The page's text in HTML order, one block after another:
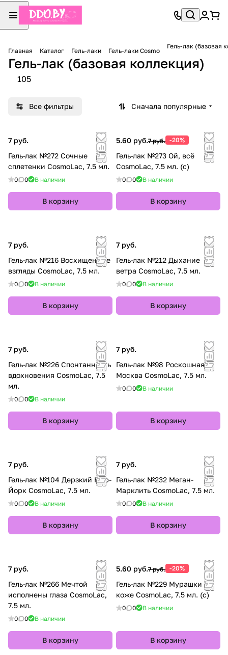
Главная Каталог Гель-лаки Гель-лаки Cosmo
Гель-лак (базовая
Гель-лак (базовая коллекция)
105
Все фильтры Сначала популярные
7 руб.
Гель-лак №272 Сочные
сплетенки CosmoLac, 7.5 мл.
0 0 В наличии
В корзину
5.60 руб.7 руб. -20%
Гель-лак №273 Ой, всё
CosmoLac, 7.5 мл. (с)
0 0 В наличии
В корзину
7 руб.
Гель-лак №216 Восхищенные
взгляды CosmoLac, 7.5 мл.
0 0 В наличии
В корзину
7 руб.
Гель-лак №212 Дыхание
ветра CosmoLac, 7.5 мл.
0 0 В наличии
В корзину
7 руб.
Гель-лак №226 Спонтанность
вдохновения CosmoLac, 7.5
мл.
0 0 В наличии
В корзину
7 руб.
Гель-лак №98 Роскошная
Москва CosmoLac, 7.5 мл.
0 0 В наличии
В корзину
7 руб.
Гель-лак №104 Дерзкий Нью-
Йорк CosmoLac, 7.5 мл.
0 0 В наличии
В корзину
7 руб.
Гель-лак №232 Меган-
Марклить CosmoLac, 7.5 мл.
0 0 В наличии
В корзину
7 руб.
Гель-лак №266 Мечтой
исполнены глаза CosmoLac,
7.5 мл.
0 0 В наличии
В корзину
5.60 руб.7 руб. -20%
Гель-лак №229 Мурашки по
коже CosmoLac, 7.5 мл. (с)
0 0 В наличии
В корзину